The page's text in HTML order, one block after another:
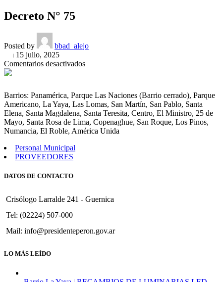
Decreto N° 75
Posted by
bbad_alejo
On 15 julio, 2025
Comentarios desactivadosen
Barrios: Panamérica, Parque Las Naciones (Barrio cerrado), Parque
Americano, La Yaya, Las Lomas, San Martín, San Pablo, Santa
Elena, Santa Magdalena, Santa Teresita, Centro, El Ministro, 25 de
Mayo, Santa Rosa de Lima, Copenaghue, San Roque, Los Pinos,
Numancia, El Roble, América Unida
Personal Municipal
PROVEEDORES
DATOS DE CONTACTO
Crisólogo Larralde 241 - Guernica
Tel: (02224) 507-000
Mail: info@presidenteperon.gov.ar
LO MÁS LEÍDO